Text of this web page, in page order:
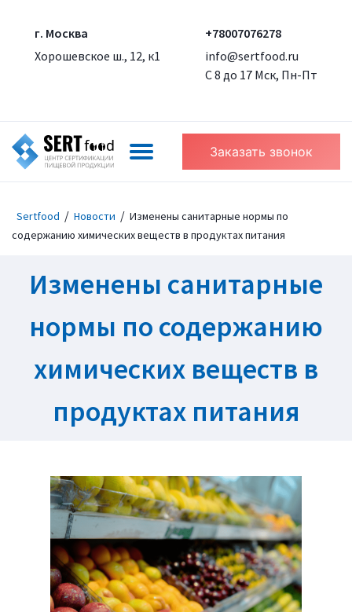
г. Москва
Хорошевское ш., 12, к1
+78007076278
info@sertfood.ru
С 8 до 17 Мск, Пн-Пт
Заказать звонок
Sertfood / Новости / Изменены санитарные нормы по
содержанию химических веществ в продуктах питания
Изменены санитарные
нормы по содержанию
химических веществ в
продуктах питания